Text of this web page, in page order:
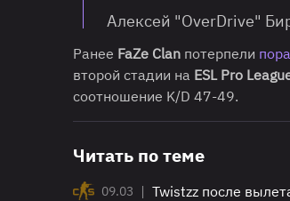
Алексей "OverDrive"
Ранее FaZe Clan потерпели
второй стадии на ESL Pro
соотношение K/D 47-49.
Читать по теме
09.03 | Twistzz после